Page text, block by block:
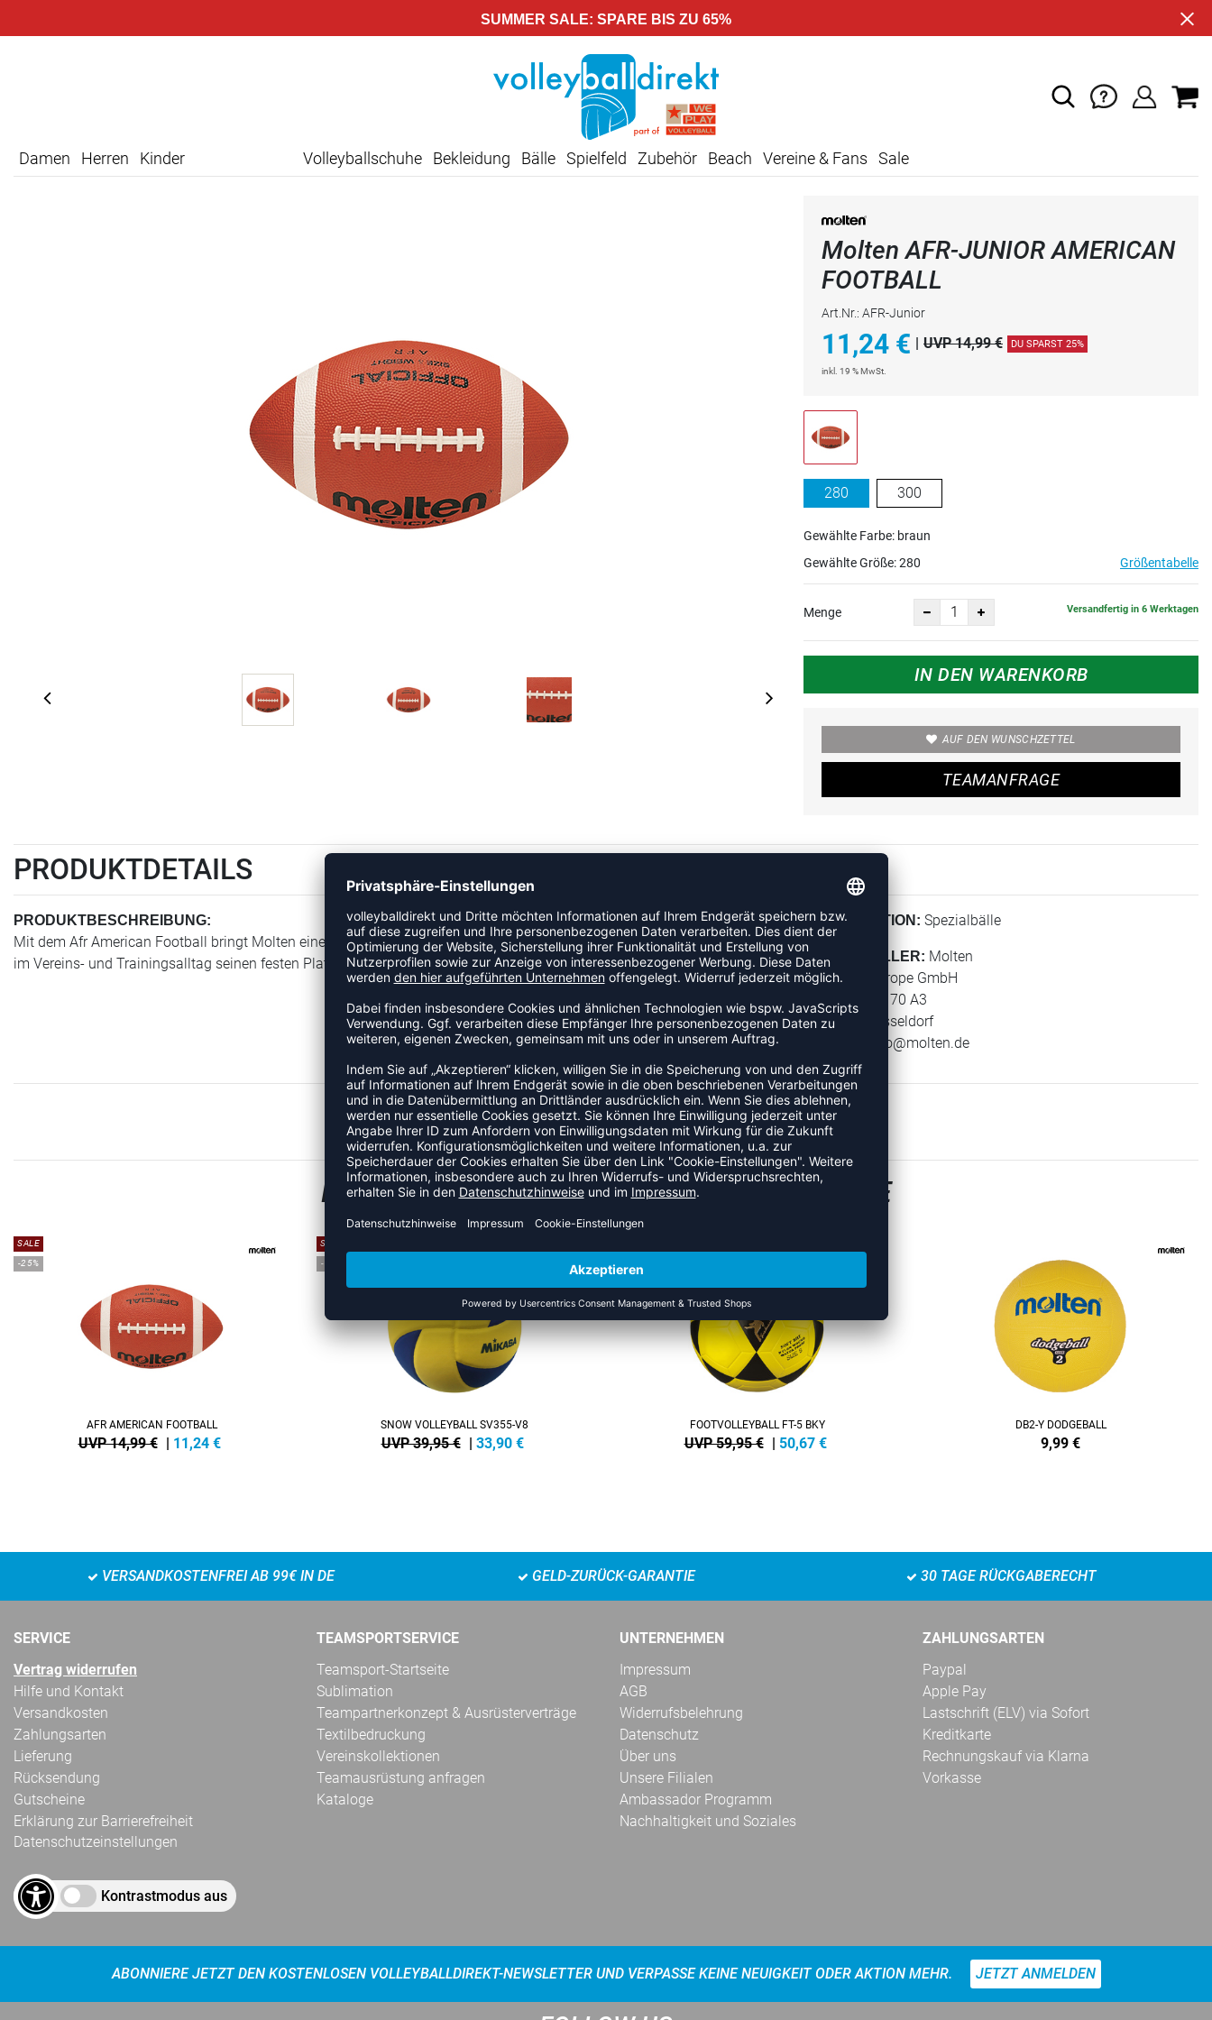
SUMMER SALE: SPARE BIS ZU 65%
Damen Herren Kinder Volleyballschuhe Bekleidung Bälle Spielfeld Zubehör Beach Vereine & Fans Sale
Molten AFR-JUNIOR AMERICAN
FOOTBALL
Art.Nr.: AFR-Junior
11,24 € UVP 14,99 € DU SPARST 25%
inkl. 19 % MwSt.
280 300
Gewählte Farbe: braun
Gewählte Größe:280 Größentabelle
Menge Versandfertig in 6 Werktagen
IN DEN WARENKORB
AUF DEN WUNSCHZETTEL
TEAMANFRAGE
PRODUKTDETAILS
PRODUKTBESCHREIBUNG:
Mit dem Afr American Football bringt Molten einen Artikel der Kategorie Spezialball an den Start. Ein Ausrüstungsteil, das
im Vereins- und Trainingsalltag seinen festen Platz hat. Das Modell ist Teil der Spezialbälle-Kollektion von Molten.
KOLLEKTION: Spezialbälle
HERSTELLER: Molten
Molten Europe GmbH
Wiesenstr. 70 A3
40549 Düsseldorf
info@molten.de
ZULETZT ANGESEHEN
MEHR AUS DER KATEGORIE WEITERE BÄLLE
SALE
-25%
AFR AMERICAN FOOTBALL
UVP 14,99 € | 11,24 €
SALE
-15%
SNOW VOLLEYBALL SV355-V8
UVP 39,95 € | 33,90 €
FOOTVOLLEYBALL FT-5 BKY
UVP 59,95 € | 50,67 €
DB2-Y DODGEBALL
9,99 €
VERSANDKOSTENFREI AB 99€ IN DE GELD-ZURÜCK-GARANTIE 30 TAGE RÜCKGABERECHT
SERVICE
Vertrag widerrufen
Hilfe und Kontakt
Versandkosten
Zahlungsarten
Lieferung
Rücksendung
Gutscheine
Erklärung zur Barrierefreiheit
Datenschutzeinstellungen
Kontrastmodus aus
TEAMSPORTSERVICE
Teamsport-Startseite
Sublimation
Teampartnerkonzept & Ausrüsterverträge
Textilbedruckung
Vereinskollektionen
Teamausrüstung anfragen
Kataloge
UNTERNEHMEN
Impressum
AGB
Widerrufsbelehrung
Datenschutz
Über uns
Unsere Filialen
Ambassador Programm
Nachhaltigkeit und Soziales
ZAHLUNGSARTEN
Paypal
Apple Pay
Lastschrift (ELV) via Sofort
Kreditkarte
Rechnungskauf via Klarna
Vorkasse
ABONNIERE JETZT DEN KOSTENLOSEN VOLLEYBALLDIREKT-NEWSLETTER UND VERPASSE KEINE NEUIGKEIT ODER AKTION MEHR. JETZT ANMELDEN